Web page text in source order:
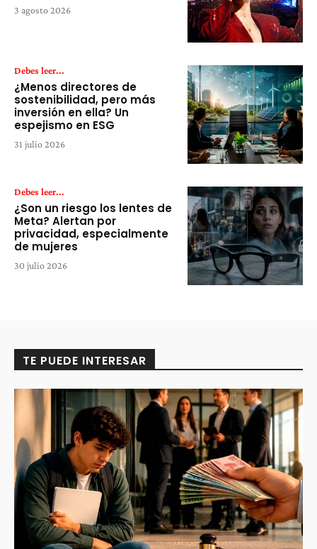
3 agosto 2026
Debes leer...
¿Menos directores de
sostenibilidad, pero más
inversión en ella? Un
espejismo en ESG
31 julio 2026
Debes leer...
¿Son un riesgo los lentes de
Meta? Alertan por
privacidad, especialmente
de mujeres
30 julio 2026
TE PUEDE INTERESAR